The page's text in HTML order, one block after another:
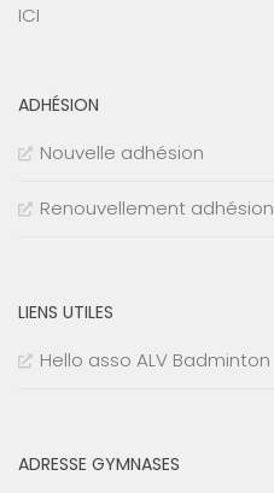
ICI
ADHÉSION
Nouvelle adhésion
Renouvellement adhésion
LIENS UTILES
Hello asso ALV Badminton
ADRESSE GYMNASES